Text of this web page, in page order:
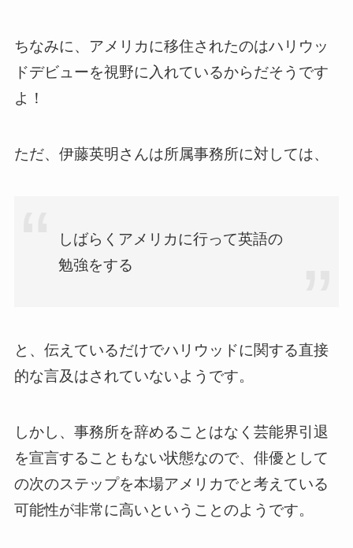
ちなみに、アメリカに移住されたのはハリウッ
ドデビューを視野に入れているからだそうです
よ！
ただ、伊藤英明さんは所属事務所に対しては、
しばらくアメリカに行って英語の
勉強をする
と、伝えているだけでハリウッドに関する直接
的な言及はされていないようです。
しかし、事務所を辞めることはなく芸能界引退
を宣言することもない状態なので、俳優として
の次のステップを本場アメリカでと考えている
可能性が非常に高いということのようです。